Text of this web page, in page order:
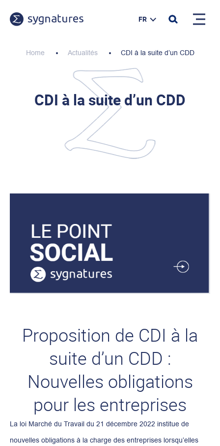
FR
Home Actualités CDI à la suite d’un CDD
CDI à la suite d’un CDD
Proposition de CDI à la
suite d’un CDD :
Nouvelles obligations
pour les entreprises
La loi Marché du Travail du 21 décembre 2022 institue de
nouvelles obligations à la charge des entreprises lorsqu’elles